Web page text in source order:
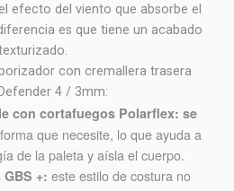
efecto del viento que absorbe el
es que tiene un acabado
con cremallera trasera
4 / 3mm:
con cortafuegos Polarflex: se
que necesite, lo que ayuda a
de la paleta y aísla el cuerpo.
+: este estilo de costura no